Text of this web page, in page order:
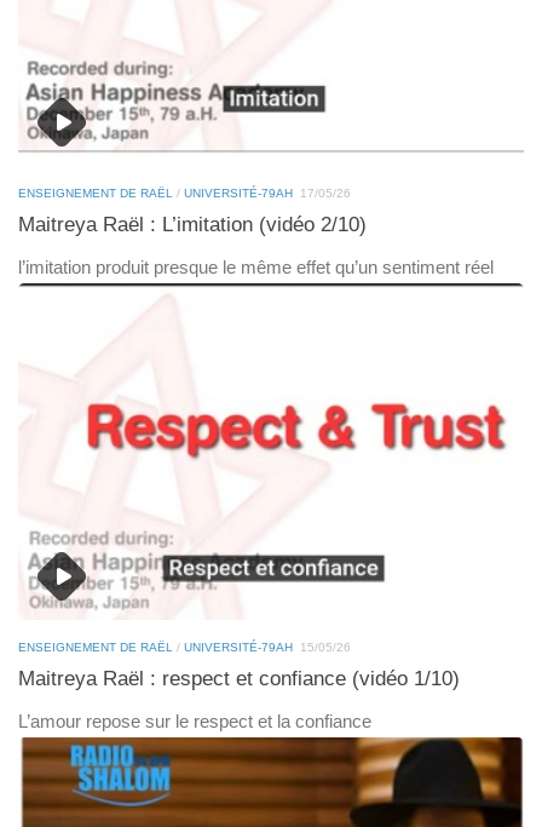
ENSEIGNEMENT DE RAËL / UNIVERSITÉ-79AH 17/05/26
Maitreya Raël : L’imitation (vidéo 2/10)
l’imitation produit presque le même effet qu’un sentiment réel
ENSEIGNEMENT DE RAËL / UNIVERSITÉ-79AH 15/05/26
Maitreya Raël : respect et confiance (vidéo 1/10)
L’amour repose sur le respect et la confiance